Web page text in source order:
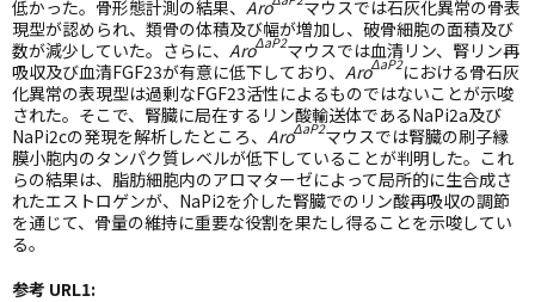
低かった。骨形態計測の結果、 Aro
マウスでは石灰化異常の骨表
現型が認められ、類骨の体積及び幅が増加し、破骨細胞の面積及び
数が減少していた。さらに、 AroΔaP2マウスでは血清リン、腎リン再
吸収及び血清FGF23が有意に低下しており、 AroΔaP2における骨石灰
化異常の表現型は過剰なFGF23活性によるものではないことが示唆
された。そこで、腎臓に局在するリン酸輸送体であるNaPi2a及び
NaPi2cの発現を解析したところ、 AroΔaP2マウスでは腎臓の刷子縁
膜小胞内のタンパク質レベルが低下していることが判明した。これ
らの結果は、脂肪細胞内のアロマターゼによって局所的に生合成さ
れたエストロゲンが、NaPi2を介した腎臓でのリン酸再吸収の調節
を通じて、骨量の維持に重要な役割を果たし得ることを示唆してい
る。
参考 URL1: